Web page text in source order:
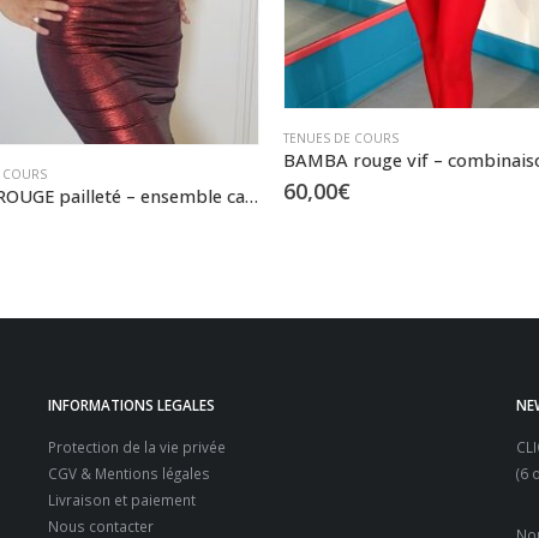
TENUES DE COURS
60,00€
INFORMATIONS LEGALES
Protection de la vie privée
CGV & Mentions légales
Livraison et paiement
Nous contacter
(6